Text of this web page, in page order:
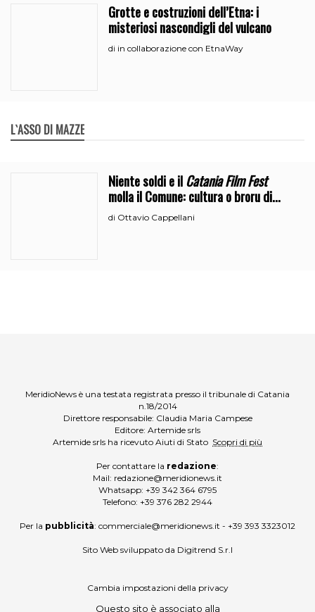
Grotte e costruzioni dell’Etna: i
misteriosi nascondigli del vulcano
di in collaborazione con EtnaWay
L`ASSO DI MAZZE
Niente soldi e ilCatania Film Fest
molla il Comune: cultura o broru di
ciciri?
di Ottavio Cappellani
MeridioNews è una testata registrata presso il tribunale di Catania
n.18/2014
Direttore responsabile: Claudia Maria Campese
Editore: Artemide srls
Artemide srls ha ricevuto Aiuti di Stato Scopri di più
Per contattare la redazione:
Mail: redazione@meridionews.it
Whatsapp: +39 342 364 6795
Telefono: +39 376 282 2944
Per la pubblicità: commerciale@meridionews.it - +39 393 3323012
Sito Web sviluppato da Digitrend S.r.l
Cambia impostazioni della privacy
Questo sito è associato alla